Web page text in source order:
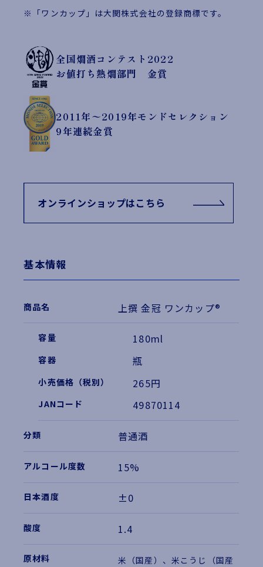
※「ワンカップ」は大関株式会社の登録商標です。
全国燗酒コンテスト2022
お値打ち熱燗部門 金賞
2011年〜2019年モンドセレクション
9年連続金賞
オンラインショップはこちら
基本情報
上撰 金冠 ワンカップ®
180ml
瓶
265円
49870114
普通酒
15%
±0
1.4
米（国産）、米こうじ（国産